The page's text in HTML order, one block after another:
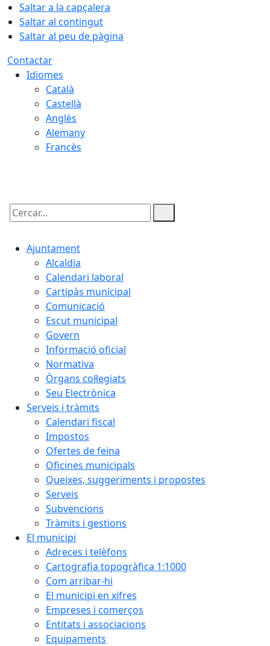
Saltar a la capçalera
Saltar al contingut
Saltar al peu de pàgina
Contactar
Idiomes
Català
Castellà
Anglès
Alemany
Francès
Cercar:
Ajuntament
Alcaldia
Calendari laboral
Cartipàs municipal
Comunicació
Escut municipal
Govern
Informació oficial
Normativa
Òrgans col·legiats
Seu Electrònica
Serveis i tràmits
Calendari fiscal
Impostos
Ofertes de feina
Oficines municipals
Queixes, suggeriments i propostes
Serveis
Subvencions
Tràmits i gestions
El municipi
Adreces i telèfons
Cartografia topogràfica 1:1000
Com arribar-hi
El municipi en xifres
Empreses i comerços
Entitats i associacions
Equipaments